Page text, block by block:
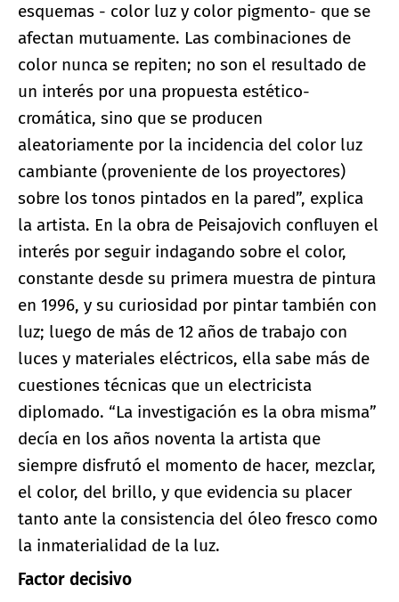
esquemas - color luz y color pigmento- que se
afectan mutuamente. Las combinaciones de
color nunca se repiten; no son el resultado de
un interés por una propuesta estético-
cromática, sino que se producen
aleatoriamente por la incidencia del color luz
cambiante (proveniente de los proyectores)
sobre los tonos pintados en la pared”, explica
la artista. En la obra de Peisajovich confluyen el
interés por seguir indagando sobre el color,
constante desde su primera muestra de pintura
en 1996, y su curiosidad por pintar también con
luz; luego de más de 12 años de trabajo con
luces y materiales eléctricos, ella sabe más de
cuestiones técnicas que un electricista
diplomado. “La investigación es la obra misma”
decía en los años noventa la artista que
siempre disfrutó el momento de hacer, mezclar,
el color, del brillo, y que evidencia su placer
tanto ante la consistencia del óleo fresco como
la inmaterialidad de la luz.
Factor decisivo